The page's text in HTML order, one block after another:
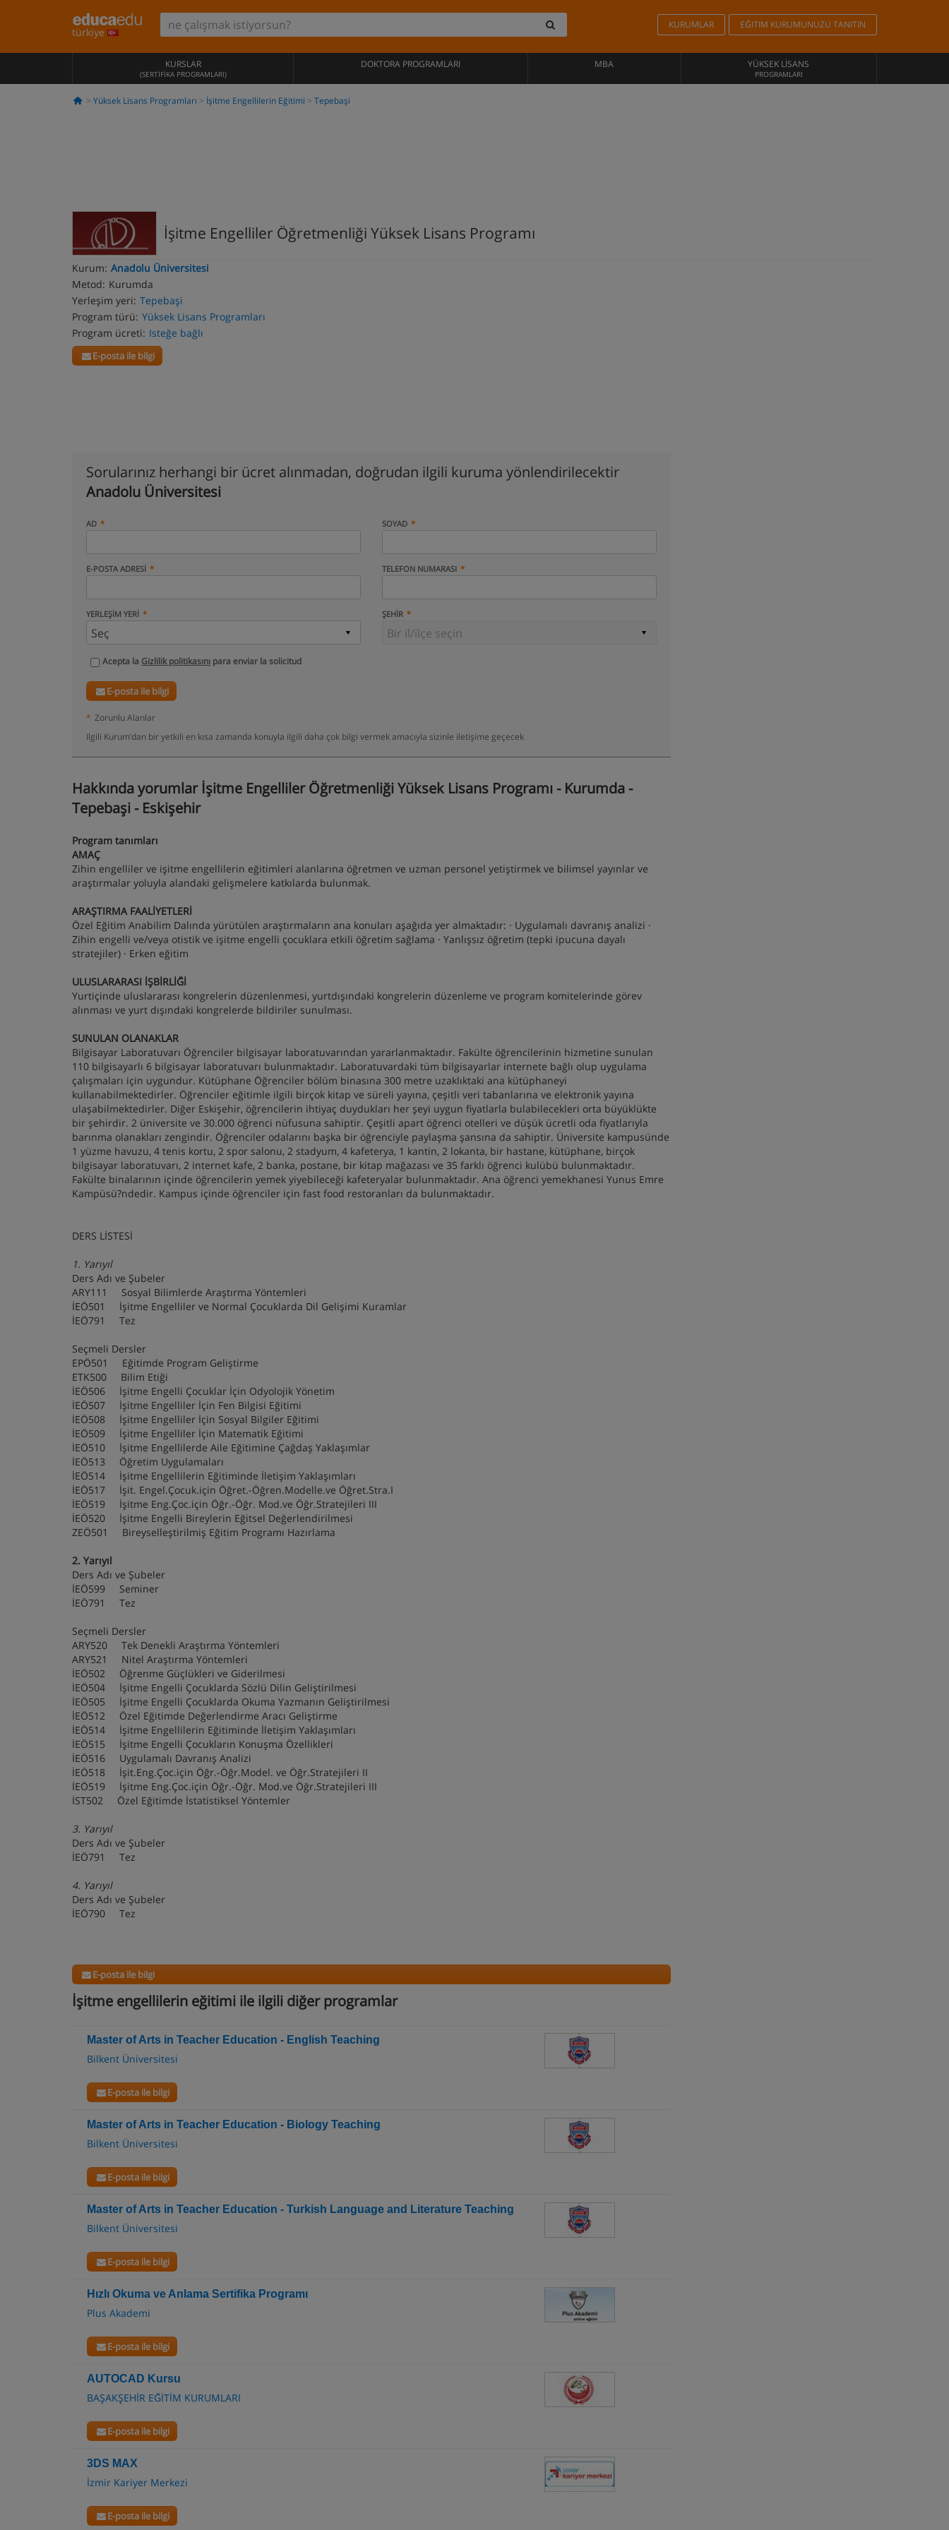
türkiye
KURUMLAR EĞITIM KURUMUNUZU TANITIN
KURSLAR
(SERTIFIKA PROGRAMLARI)
DOKTORA PROGRAMLARI MBA YÜKSEK LISANS
PROGRAMLARI
Yüksek Lisans Programları İşitme Engellilerin Eğitimi Tepebaşi
İşitme Engelliler Öğretmenliği Yüksek Lisans Programı
Kurum: Anadolu Üniversitesi
Metod: Kurumda
Yerleşim yeri: Tepebaşi
Program türü: Yüksek Lisans Programları
Program ücreti: Isteğe bağlı
E-posta ile bilgi
Sorularınız herhangi bir ücret alınmadan, doğrudan ilgili kuruma yönlendirilecektir
Anadolu Üniversitesi
AD SOYAD
E-POSTA ADRESI TELEFON NUMARASI
YERLEŞIM YERI ŞEHIR
Acepta la Gizlilik politikasını para enviar la solicitud
E-posta ile bilgi
* Zorunlu Alanlar
Ilgili Kurum’dan bir yetkili en kısa zamanda konuyla ilgili daha çok bilgi vermek amacıyla sizinle iletişime geçecek
Hakkında yorumlar İşitme Engelliler Öğretmenliği Yüksek Lisans Programı - Kurumda -
Tepebaşi - Eskişehir
Program tanımları
AMAÇ
Zihin engelliler ve işitme engellilerin eğitimleri alanlarına öğretmen ve uzman personel yetiştirmek ve bilimsel yayınlar ve
araştırmalar yoluyla alandaki gelişmelere katkılarda bulunmak.
ARAŞTIRMA FAALİYETLERİ
Özel Eğitim Anabilim Dalında yürütülen araştırmaların ana konuları aşağıda yer almaktadır: · Uygulamalı davranış analizi ·
Zihin engelli ve/veya otistik ve işitme engelli çocuklara etkili öğretim sağlama · Yanlışsız öğretim (tepki ipucuna dayalı
stratejiler) · Erken eğitim
ULUSLARARASI İŞBİRLİĞİ
Yurtiçinde uluslararası kongrelerin düzenlenmesi, yurtdışındaki kongrelerin düzenleme ve program komitelerinde görev
alınması ve yurt dışındaki kongrelerde bildiriler sunulması.
SUNULAN OLANAKLAR
Bilgisayar Laboratuvarı Öğrenciler bilgisayar laboratuvarından yararlanmaktadır. Fakülte öğrencilerinin hizmetine sunulan
110 bilgisayarlı 6 bilgisayar laboratuvarı bulunmaktadır. Laboratuvardaki tüm bilgisayarlar internete bağlı olup uygulama
çalışmaları için uygundur. Kütüphane Öğrenciler bölüm binasına 300 metre uzaklıktaki ana kütüphaneyi
kullanabilmektedirler. Öğrenciler eğitimle ilgili birçok kitap ve süreli yayına, çeşitli veri tabanlarına ve elektronik yayına
ulaşabilmektedirler. Diğer Eskişehir, öğrencilerin ihtiyaç duydukları her şeyi uygun fiyatlarla bulabilecekleri orta büyüklükte
bir şehirdir. 2 üniversite ve 30.000 öğrenci nüfusuna sahiptir. Çeşitli apart öğrenci otelleri ve düşük ücretli oda fiyatlarıyla
barınma olanakları zengindir. Öğrenciler odalarını başka bir öğrenciyle paylaşma şansına da sahiptir. Üniversite kampusünde
1 yüzme havuzu, 4 tenis kortu, 2 spor salonu, 2 stadyum, 4 kafeterya, 1 kantin, 2 lokanta, bir hastane, kütüphane, birçok
bilgisayar laboratuvarı, 2 internet kafe, 2 banka, postane, bir kitap mağazası ve 35 farklı öğrenci kulübü bulunmaktadır.
Fakülte binalarının içinde öğrencilerin yemek yiyebileceği kafeteryalar bulunmaktadır. Ana öğrenci yemekhanesi Yunus Emre
Kampüsü?ndedir. Kampus içinde öğrenciler için fast food restoranları da bulunmaktadır.
DERS LİSTESİ
1. Yarıyıl
Ders Adı ve Şubeler
ARY111 Sosyal Bilimlerde Araştırma Yöntemleri
İEÖ501 İşitme Engelliler ve Normal Çocuklarda Dil Gelişimi Kuramlar
İEÖ791 Tez
Seçmeli Dersler
EPÖ501 Eğitimde Program Geliştirme
ETK500 Bilim Etiği
İEÖ506 İşitme Engelli Çocuklar İçin Odyolojik Yönetim
İEÖ507 İşitme Engelliler İçin Fen Bilgisi Eğitimi
İEÖ508 İşitme Engelliler İçin Sosyal Bilgiler Eğitimi
İEÖ509 İşitme Engelliler İçin Matematik Eğitimi
İEÖ510 İşitme Engellilerde Aile Eğitimine Çağdaş Yaklaşımlar
İEÖ513 Öğretim Uygulamaları
İEÖ514 İşitme Engellilerin Eğitiminde İletişim Yaklaşımları
İEÖ517 İşit. Engel.Çocuk.için Öğret.-Öğren.Modelle.ve Öğret.Stra.I
İEÖ519 İşitme Eng.Çoc.için Öğr.-Öğr. Mod.ve Öğr.Stratejileri III
İEÖ520 İşitme Engelli Bireylerin Eğitsel Değerlendirilmesi
ZEÖ501 Bireyselleştirilmiş Eğitim Programı Hazırlama
2. Yarıyıl
Ders Adı ve Şubeler
İEÖ599 Seminer
İEÖ791 Tez
Seçmeli Dersler
ARY520 Tek Denekli Araştırma Yöntemleri
ARY521 Nitel Araştırma Yöntemleri
İEÖ502 Öğrenme Güçlükleri ve Giderilmesi
İEÖ504 İşitme Engelli Çocuklarda Sözlü Dilin Geliştirilmesi
İEÖ505 İşitme Engelli Çocuklarda Okuma Yazmanın Geliştirilmesi
İEÖ512 Özel Eğitimde Değerlendirme Aracı Geliştirme
İEÖ514 İşitme Engellilerin Eğitiminde İletişim Yaklaşımları
İEÖ515 İşitme Engelli Çocukların Konuşma Özellikleri
İEÖ516 Uygulamalı Davranış Analizi
İEÖ518 İşit.Eng.Çoc.için Öğr.-Öğr.Model. ve Öğr.Stratejileri II
İEÖ519 İşitme Eng.Çoc.için Öğr.-Öğr. Mod.ve Öğr.Stratejileri III
İST502 Özel Eğitimde İstatistiksel Yöntemler
3. Yarıyıl
Ders Adı ve Şubeler
İEÖ791 Tez
4. Yarıyıl
Ders Adı ve Şubeler
İEÖ790 Tez
E-posta ile bilgi
İşitme engellilerin eğitimi ile ilgili diğer programlar
Master of Arts in Teacher Education - English Teaching
Bilkent Üniversitesi
E-posta ile bilgi
Master of Arts in Teacher Education - Biology Teaching
Bilkent Üniversitesi
E-posta ile bilgi
Master of Arts in Teacher Education - Turkish Language and Literature Teaching
Bilkent Üniversitesi
E-posta ile bilgi
Hızlı Okuma ve Anlama Sertifika Programı
Plus Akademi
E-posta ile bilgi
AUTOCAD Kursu
BAŞAKŞEHİR EĞİTİM KURUMLARI
E-posta ile bilgi
3DS MAX
İzmir Kariyer Merkezi
E-posta ile bilgi